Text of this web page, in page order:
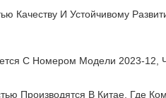
Качеству И Устойчивому
С Номером Модели 2023-12,
Производятся В Китае, Где